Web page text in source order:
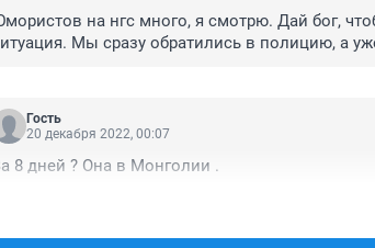
на нгс много, я смотрю. Дай бог,
Мы сразу обратились в полицию, а
Гость
20 декабря 2022, 00:07
8 дней ? Она в Монголии .